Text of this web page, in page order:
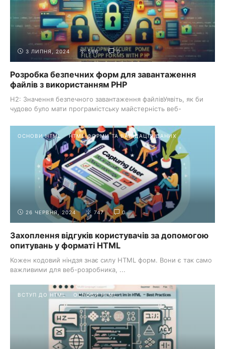
3 ЛИПНЯ, 2024 566 0
Розробка безпечних форм для завантаження
файлів з використанням PHP
H2: Значення безпечного завантаження файлівУявіть, як би
чудово було мати програмістську майстерність веб-
ОСНОВИ HTML HTML-ФОРМИ ТА ВАЛІДАЦІЯ ДАНИХ
26 ЧЕРВНЯ, 2024 747 0
Захоплення відгуків користувачів за допомогою
опитувань у форматі HTML
Кожен кодовий ніндзя знає силу HTML форм. Вони є так само
важливими для веб-розробника, ...
ВСТУП ДО HTML ОСНОВИ HTML